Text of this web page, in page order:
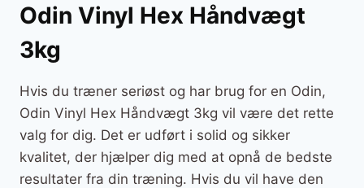
Odin Vinyl Hex Håndvægt
3kg
Hvis du træner seriøst og har brug for en Odin,
Odin Vinyl Hex Håndvægt 3kg vil være det rette
valg for dig. Det er udført i solid og sikker
kvalitet, der hjælper dig med at opnå de bedste
resultater fra din træning. Hvis du vil have den